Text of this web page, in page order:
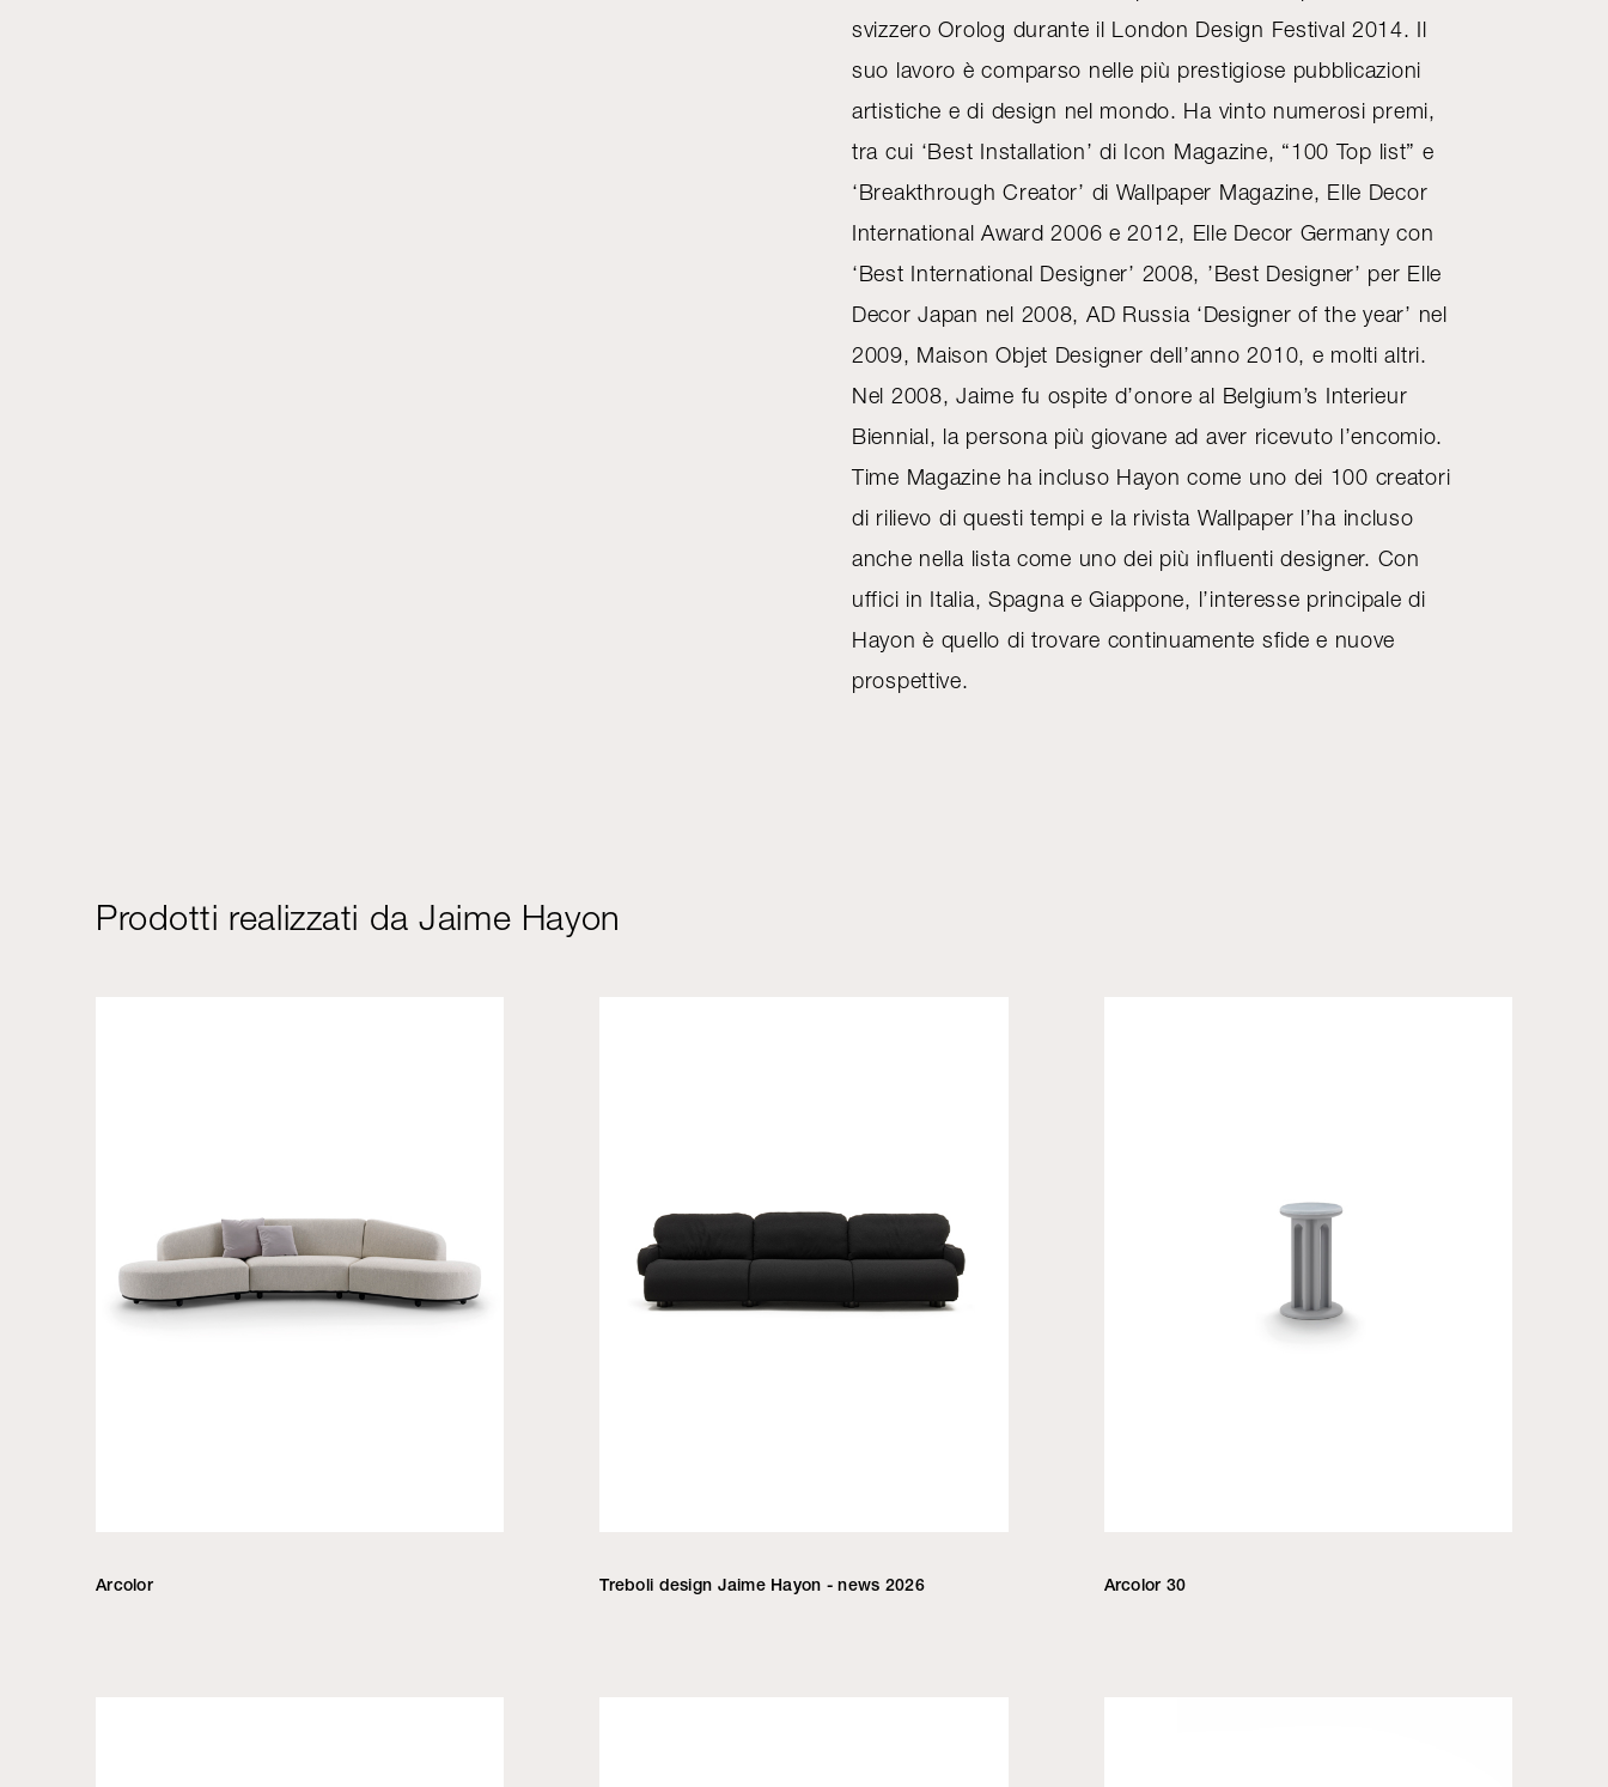
svizzero Orolog durante il London Design Festival 2014. Il
suo lavoro è comparso nelle più prestigiose pubblicazioni
artistiche e di design nel mondo. Ha vinto numerosi premi,
tra cui ‘Best Installation’ di Icon Magazine, “100 Top list” e
‘Breakthrough Creator’ di Wallpaper Magazine, Elle Decor
International Award 2006 e 2012, Elle Decor Germany con
‘Best International Designer’ 2008, ’Best Designer’ per Elle
Decor Japan nel 2008, AD Russia ‘Designer of the year’ nel
2009, Maison Objet Designer dell’anno 2010, e molti altri.
Nel 2008, Jaime fu ospite d’onore al Belgium’s Interieur
Biennial, la persona più giovane ad aver ricevuto l’encomio.
Time Magazine ha incluso Hayon come uno dei 100 creatori
di rilievo di questi tempi e la rivista Wallpaper l’ha incluso
anche nella lista come uno dei più influenti designer. Con
uffici in Italia, Spagna e Giappone, l’interesse principale di
Hayon è quello di trovare continuamente sfide e nuove
prospettive.
Prodotti realizzati da Jaime Hayon
Arcolor Treboli design Jaime Hayon - news 2026 Arcolor 30